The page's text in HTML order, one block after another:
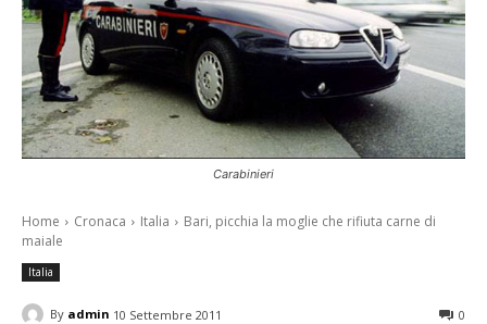
Carabinieri
Home Cronaca Italia
Bari, picchia la moglie che rifiuta carne di
maiale
Italia
By admin 10 Settembre 2011 0